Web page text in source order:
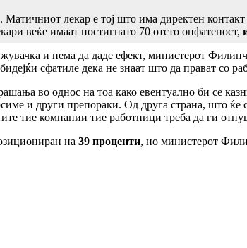
лекар е тој што има директен
веќе имаат постигнато 70 отсто опфатеност,
и нема да даде ефект, министерот
сфатиле дека не знаат што да прават со
во однос на тоа како евентуално би се
и други препораки. Од друга страна, што ќе
тие компании тие работници треба да ги
на 39 проценти, но министерот